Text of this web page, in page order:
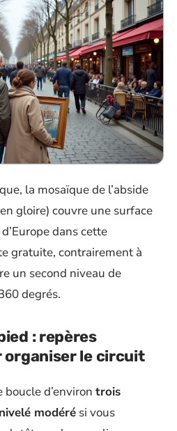
la mosaïque de l’abside
gloire) couvre une surface
dans cette
gratuite, contrairement à
un second niveau de
degrés.
: repères
organiser le circuit
d’environ trois
modéré si vous